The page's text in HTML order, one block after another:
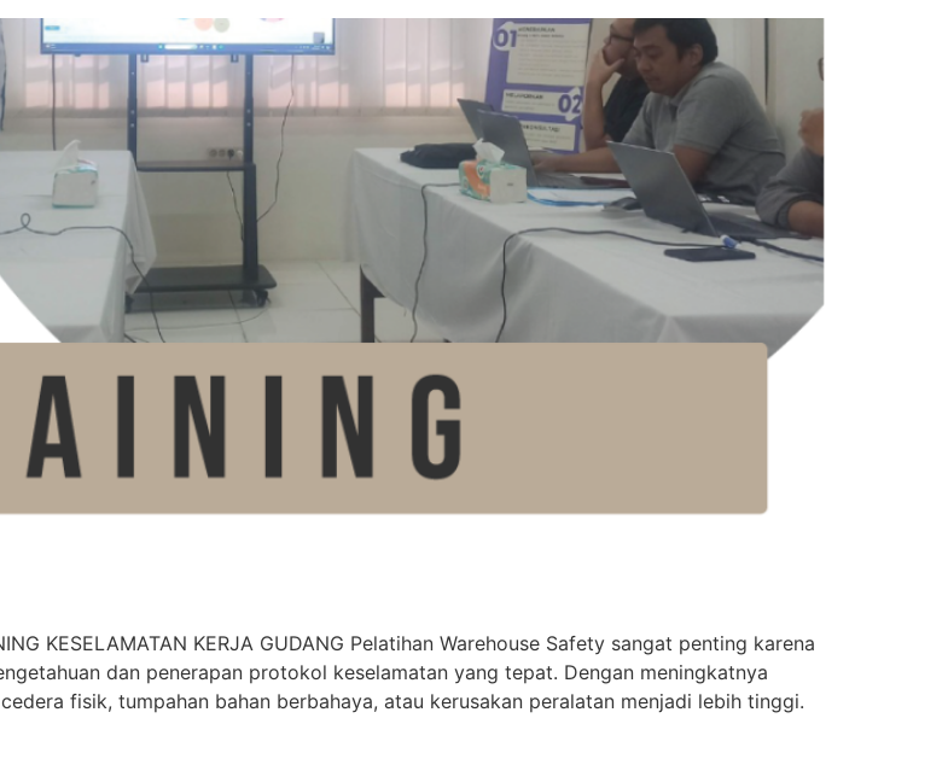
KESELAMATAN KERJA GUDANG Pelatihan Warehouse Safety sangat penting karena
dan penerapan protokol keselamatan yang tepat. Dengan meningkatnya
fisik, tumpahan bahan berbahaya, atau kerusakan peralatan menjadi lebih tinggi.